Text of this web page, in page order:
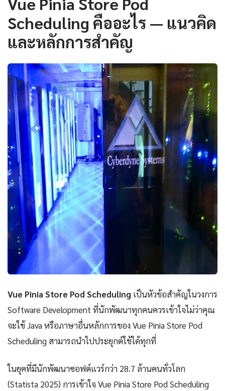
Scheduling คืออะไร — แนวคิด
และหลักการสำคัญ
Vue Pinia Store Pod Scheduling เป็นหัวข้อสำคัญในวงการ
Software Development ที่นักพัฒนาทุกคนควรเข้าใจไม่ว่าคุณ
จะใช้ Java หรือภาษาอื่นหลักการของ Vue Pinia Store Pod
Scheduling สามารถนำไปประยุกต์ใช้ได้ทุกที่
ในยุคที่มีนักพัฒนาซอฟต์แวร์กว่า 28.7 ล้านคนทั่วโลก
(Statista 2025) การเข้าใจ Vue Pinia Store Pod Scheduling